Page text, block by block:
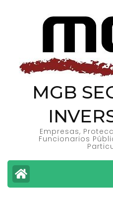
MGB
Empresas,
Funcionarios